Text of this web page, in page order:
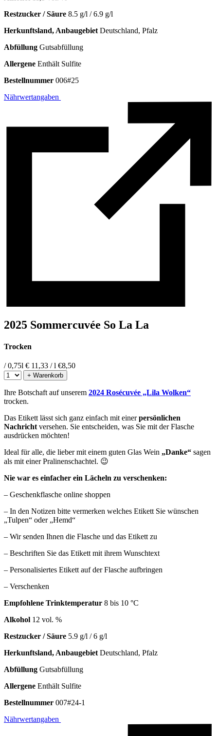
Restzucker / Säure 8.5 g/l / 6.9 g/l
Herkunftsland, Anbaugebiet Deutschland, Pfalz
Abfüllung Gutsabfüllung
Allergene Enthält Sulfite
Bestellnummer 006#25
Nährwertangaben
2025 Sommercuvée So La La
Trocken
/ 0,75l € 11,33 / l €8,50
+ Warenkorb
Ihre Botschaft auf unserem 2024 Rosécuvée „Lila Wolken“
trocken.
Das Etikett lässt sich ganz einfach mit einerpersönlichen
Nachricht versehen. Sie entscheiden, was Sie mit der Flasche
ausdrücken möchten!
Ideal für alle, die lieber mit einem guten Glas Wein „Danke“ sagen
als mit einer Pralinenschachtel. 😉
Nie war es einfacher ein Lächeln zu verschenken:
– Geschenkflasche online shoppen
– In den Notizen bitte vermerken welches Etikett Sie wünschen
„Tulpen“ oder „Hemd“
– Wir senden Ihnen die Flasche und das Etikett zu
– Beschriften Sie das Etikett mit ihrem Wunschtext
– Personalisiertes Etikett auf der Flasche aufbringen
– Verschenken
Empfohlene Trinktemperatur 8 bis 10 °C
Alkohol 12 vol. %
Restzucker / Säure 5.9 g/l / 6 g/l
Herkunftsland, Anbaugebiet Deutschland, Pfalz
Abfüllung Gutsabfüllung
Allergene Enthält Sulfite
Bestellnummer 007#24-1
Nährwertangaben